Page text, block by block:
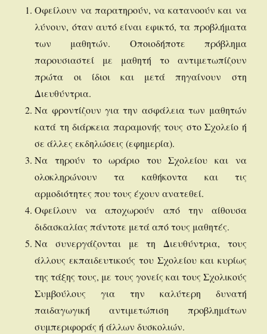
Οφείλουν να παρατηρούν, να κατανοούν και να
λύνουν, όταν αυτό είναι εφικτό, τα προβλήματα
των μαθητών. Οποιοδήποτε πρόβλημα
παρουσιαστεί με μαθητή το αντιμετωπίζουν
πρώτα οι ίδιοι και μετά πηγαίνουν στη
Διευθύντρια.
Να φροντίζουν για την ασφάλεια των μαθητών
κατά τη διάρκεια παραμονής τους στο Σχολείο ή
σε άλλες εκδηλώσεις (εφημερία).
Να τηρούν το ωράριο του Σχολείου και να
ολοκληρώνουν τα καθήκοντα και τις
αρμοδιότητες που τους έχουν ανατεθεί.
Οφείλουν να αποχωρούν από την αίθουσα
διδασκαλίας πάντοτε μετά από τους μαθητές.
Να συνεργάζονται με τη Διευθύντρια, τους
άλλους εκπαιδευτικούς του Σχολείου και κυρίως
της τάξης τους, με τους γονείς και τους Σχολικούς
Συμβούλους για την καλύτερη δυνατή
παιδαγωγική αντιμετώπιση προβλημάτων
συμπεριφοράς ή άλλων δυσκολιών.